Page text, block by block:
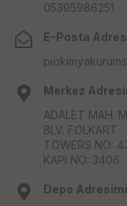
05395986251
E-Posta
Merkez
ADALET MAH.
BLV. FOLKART
TOWERS NO:
KAPI NO: 3406
Depo